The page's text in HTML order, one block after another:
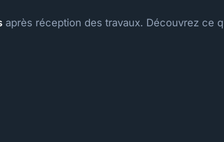
après réception des travaux. Découvrez ce